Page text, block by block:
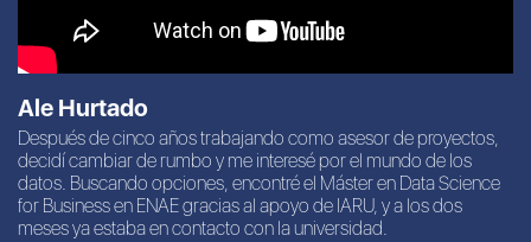
Ale Hurtado
Después de cinco años trabajando como asesor de proyectos,
decidí cambiar de rumbo y me interesé por el mundo de los
datos. Buscando opciones, encontré el Máster en Data Science
for Business en ENAE gracias al apoyo de IARU, y a los dos
meses ya estaba en contacto con la universidad.